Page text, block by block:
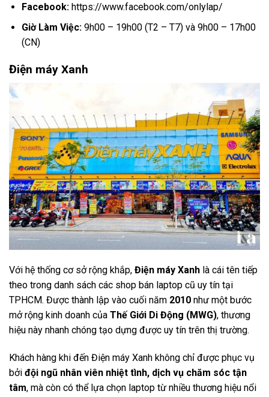
Facebook:https://www.facebook.com/onlylap/
Giờ Làm Việc: 9h00 – 19h00 (T2 – T7) và 9h00 – 17h00
(CN)
Điện máy Xanh
Với hệ thống cơ sở rộng khắp, Điện máy Xanh là cái tên tiếp
theo trong danh sách các shop bán laptop cũ uy tín tại
TPHCM. Được thành lập vào cuối năm 2010 như một bước
mở rộng kinh doanh của Thế Giới Di Động (MWG), thương
hiệu này nhanh chóng tạo dựng được uy tín trên thị trường.
Khách hàng khi đến Điện máy Xanh không chỉ được phục vụ
bởi đội ngũ nhân viên nhiệt tình, dịch vụ chăm sóc tận
tâm, mà còn có thể lựa chọn laptop từ nhiều thương hiệu nổi